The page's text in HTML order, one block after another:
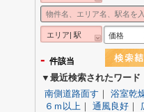
エリア| 駅 価格
- 件該当
▼最近検索されたワード
南側道路面す ｜ 浴室乾
６ｍ以上 ｜ 通風良好 ｜